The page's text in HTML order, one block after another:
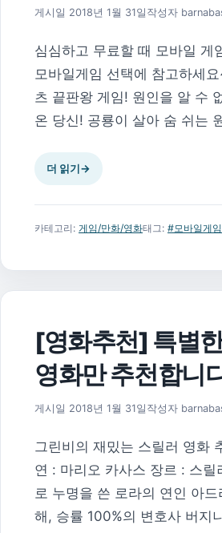
게시일 2018년 1월 31일 2018년 3월 7일
작성자
심심하고 무료할 때 모바일 게
모바일게임 선택에 참고하세
츠 끝판왕 게임! 원인을 알 수
온 당신! 공룡이 살아 숨 쉬는
더 읽기→
카테고리: 게임/만화/영화태그: #모바일게
[영화추천] 특별
영화만 추천합니
게시일 2018년 1월 31일 2018년 2월 9일
작성자
그린비의 재밌는 스릴러 영화
연 : 마리오 카사스 장르 : 스
로 누명을 쓴 로라의 연인 아
해, 승률 100%의 변호사 버지